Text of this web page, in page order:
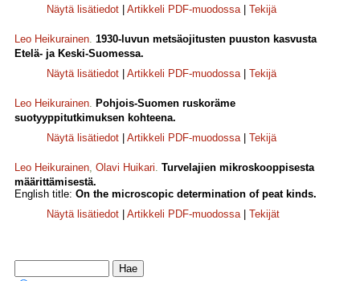
Näytä lisätiedot
Artikkeli PDF-muodossa| Tekijä
Leo Heikurainen. 1930-luvun metsäojitusten puuston kasvusta
Etelä- ja Keski-Suomessa.
Näytä lisätiedot
Artikkeli PDF-muodossa| Tekijä
Leo Heikurainen. Pohjois-Suomen ruskoräme
suotyyppitutkimuksen kohteena.
Näytä lisätiedot
Artikkeli PDF-muodossa| Tekijä
Leo Heikurainen, Olavi Huikari. Turvelajien mikroskooppisesta
määrittämisestä.
English title: On the microscopic determination of peat kinds.
Näytä lisätiedot
Artikkeli PDF-muodossa| Tekijät